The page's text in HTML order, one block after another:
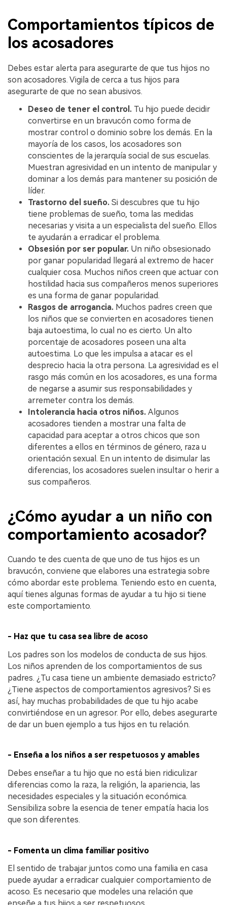
Comportamientos típicos de
los acosadores
Debes estar alerta para asegurarte de que tus hijos no
son acosadores. Vigila de cerca a tus hijos para
asegurarte de que no sean abusivos.
Deseo de tener el control. Tu hijo puede decidir
convertirse en un bravucón como forma de
mostrar control o dominio sobre los demás. En la
mayoría de los casos, los acosadores son
conscientes de la jerarquía social de sus escuelas.
Muestran agresividad en un intento de manipular y
dominar a los demás para mantener su posición de
líder.
Trastorno del sueño. Si descubres que tu hijo
tiene problemas de sueño, toma las medidas
necesarias y visita a un especialista del sueño. Ellos
te ayudarán a erradicar el problema.
Obsesión por ser popular. Un niño obsesionado
por ganar popularidad llegará al extremo de hacer
cualquier cosa. Muchos niños creen que actuar con
hostilidad hacia sus compañeros menos superiores
es una forma de ganar popularidad.
Rasgos de arrogancia. Muchos padres creen que
los niños que se convierten en acosadores tienen
baja autoestima, lo cual no es cierto. Un alto
porcentaje de acosadores poseen una alta
autoestima. Lo que les impulsa a atacar es el
desprecio hacia la otra persona. La agresividad es el
rasgo más común en los acosadores, es una forma
de negarse a asumir sus responsabilidades y
arremeter contra los demás.
Intolerancia hacia otros niños. Algunos
acosadores tienden a mostrar una falta de
capacidad para aceptar a otros chicos que son
diferentes a ellos en términos de género, raza u
orientación sexual. En un intento de disimular las
diferencias, los acosadores suelen insultar o herir a
sus compañeros.
¿Cómo ayudar a un niño con
comportamiento acosador?
Cuando te des cuenta de que uno de tus hijos es un
bravucón, conviene que elabores una estrategia sobre
cómo abordar este problema. Teniendo esto en cuenta,
aquí tienes algunas formas de ayudar a tu hijo si tiene
este comportamiento.
- Haz que tu casa sea libre de acoso
Los padres son los modelos de conducta de sus hijos.
Los niños aprenden de los comportamientos de sus
padres. ¿Tu casa tiene un ambiente demasiado estricto?
¿Tiene aspectos de comportamientos agresivos? Si es
así, hay muchas probabilidades de que tu hijo acabe
convirtiéndose en un agresor. Por ello, debes asegurarte
de dar un buen ejemplo a tus hijos en tu relación.
- Enseña a los niños a ser respetuosos y amables
Debes enseñar a tu hijo que no está bien ridiculizar
diferencias como la raza, la religión, la apariencia, las
necesidades especiales y la situación económica.
Sensibiliza sobre la esencia de tener empatía hacia los
que son diferentes.
- Fomenta un clima familiar positivo
El sentido de trabajar juntos como una familia en casa
puede ayudar a erradicar cualquier comportamiento de
acoso. Es necesario que modeles una relación que